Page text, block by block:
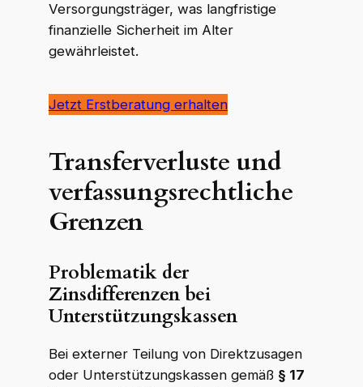
Versorgungsträger, was langfristige
finanzielle Sicherheit im Alter
gewährleistet.
Jetzt Erstberatung erhalten
Transferverluste und
verfassungsrechtliche
Grenzen
Problematik der
Zinsdifferenzen bei
Unterstützungskassen
Bei externer Teilung von Direktzusagen
oder Unterstützungskassen gemäß § 17